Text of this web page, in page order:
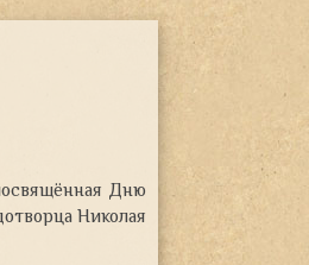
Дню
Николая